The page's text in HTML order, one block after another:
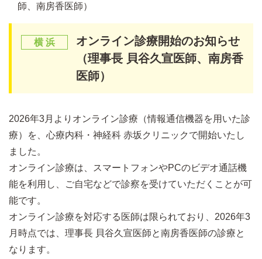
師、南房香医師）
オンライン診療開始のお知らせ
（理事長 貝谷久宣医師、南房香
医師）
2026年3月よりオンライン診療（情報通信機器を用いた診
療）を、心療内科・神経科 赤坂クリニックで開始いたし
ました。
オンライン診療は、スマートフォンやPCのビデオ通話機
能を利用し、ご自宅などで診察を受けていただくことが可
能です。
オンライン診療を対応する医師は限られており、2026年3
月時点では、理事長 貝谷久宣医師と南房香医師の診療と
なります。